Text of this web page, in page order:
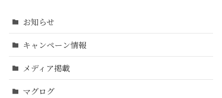
お知らせ
キャンペーン情報
メディア掲載
マグログ